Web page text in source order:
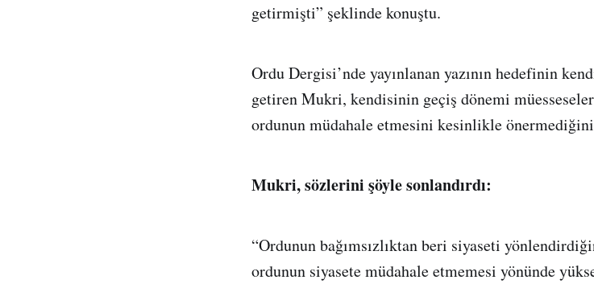
getirmişti” şeklinde konuştu.
Ordu Dergisi’nde yayınlanan yazının hedefinin
getiren Mukri, kendisinin geçiş dönemi
ordunun müdahale etmesini kesinlikle
Mukri, sözlerini şöyle sonlandırdı:
“Ordunun bağımsızlıktan beri siyaseti
ordunun siyasete müdahale etmemesi yönünde